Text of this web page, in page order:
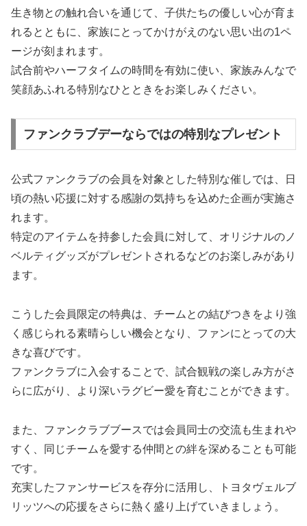
生き物との触れ合いを通じて、子供たちの優しい心が育ま
れるとともに、家族にとってかけがえのない思い出の1ペ
ージが刻まれます。
試合前やハーフタイムの時間を有効に使い、家族みんなで
笑顔あふれる特別なひとときをお楽しみください。
ファンクラブデーならではの特別なプレゼント
公式ファンクラブの会員を対象とした特別な催しでは、日
頃の熱い応援に対する感謝の気持ちを込めた企画が実施さ
れます。
特定のアイテムを持参した会員に対して、オリジナルのノ
ベルティグッズがプレゼントされるなどのお楽しみがあり
ます。
こうした会員限定の特典は、チームとの結びつきをより強
く感じられる素晴らしい機会となり、ファンにとっての大
きな喜びです。
ファンクラブに入会することで、試合観戦の楽しみ方がさ
らに広がり、より深いラグビー愛を育むことができます。
また、ファンクラブブースでは会員同士の交流も生まれや
すく、同じチームを愛する仲間との絆を深めることも可能
です。
充実したファンサービスを存分に活用し、トヨタヴェルブ
リッツへの応援をさらに熱く盛り上げていきましょう。